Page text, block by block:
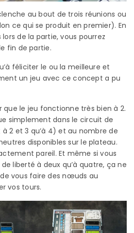
au bout de trois réunions ou
ce qui se produit en premier). En
de la partie, vous pourrez
fin de partie.
féliciter le ou la meilleure et
un jeu avec ce concept a pu
que le jeu fonctionne très bien à 2.
simplement dans le circuit de
2 et 3 qu’à 4) et au nombre de
disponibles sur le plateau.
pareil. Et même si vous
liberté à deux qu’à quatre, ça ne
vous faire des nœuds au
vos tours.